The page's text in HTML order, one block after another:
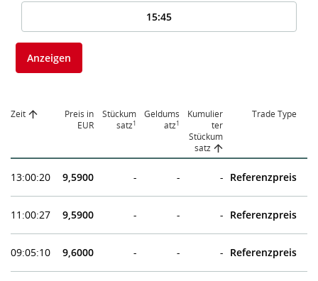
Anzeigen
Zeit
Preis in
EUR
Stückum
satz1
Geldums
atz1
Kumulier
ter
Stückum
satz
Trade Type
13:00:20 9,5900 - - - Referenzpreis
11:00:27 9,5900 - - - Referenzpreis
09:05:10 9,6000 - - - Referenzpreis